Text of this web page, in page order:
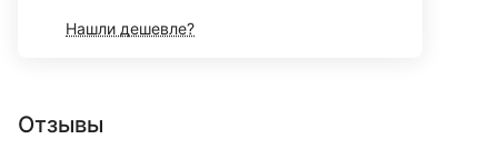
Нашли дешевле?
Отзывы